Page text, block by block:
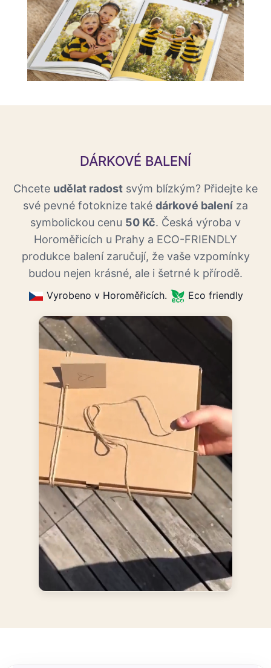
DÁRKOVÉ BALENÍ
Chcete udělat radost svým blízkým? Přidejte ke
své pevné fotoknize také dárkové balení za
symbolickou cenu 50 Kč. Česká výroba v
Horoměřicích u Prahy a ECO-FRIENDLY
produkce balení zaručují, že vaše vzpomínky
budou nejen krásné, ale i šetrné k přírodě.
Vyrobeno v Horoměřicích. Eco friendly